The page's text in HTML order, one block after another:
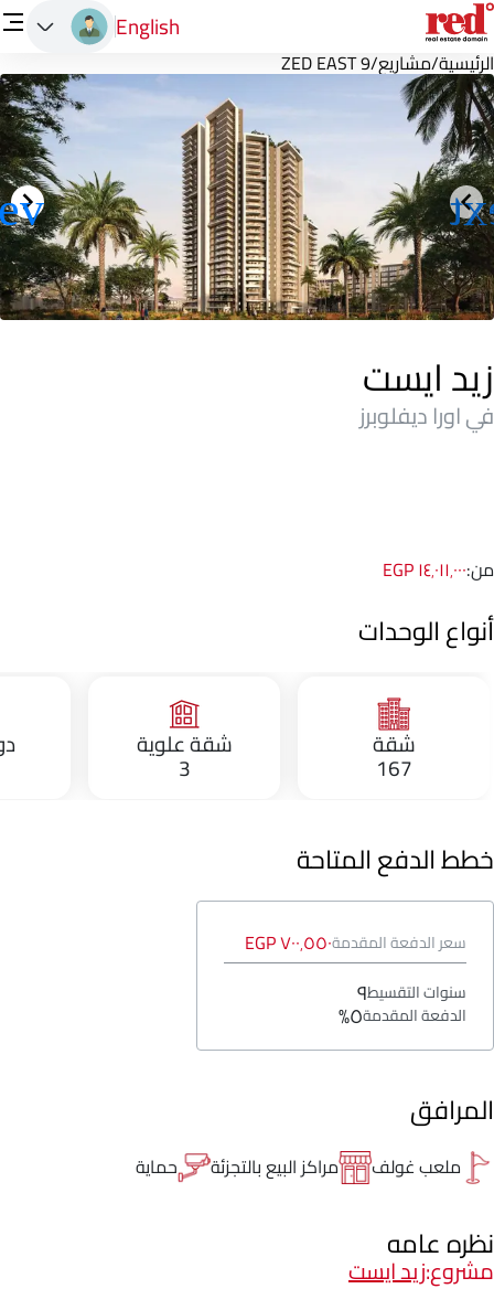
English
الرئيسية/مشاريع/
9 ZED EAST
زيد ايست
في اورا ديفلوبرز
من:١٤٬٠١١٬٠٠٠ EGP
أنواع الوحدات
شقة
167
شقة علوية
3
خطط الدفع المتاحة
سعر الدفعة المقدمة٧٠٠٬٥٥٠ EGP
سنوات التقسيط٩
الدفعة المقدمة٥%
المرافق
ملعب غولف مراكز البيع بالتجزئة حماية
نظره عامه
مشروع:زيد ايست